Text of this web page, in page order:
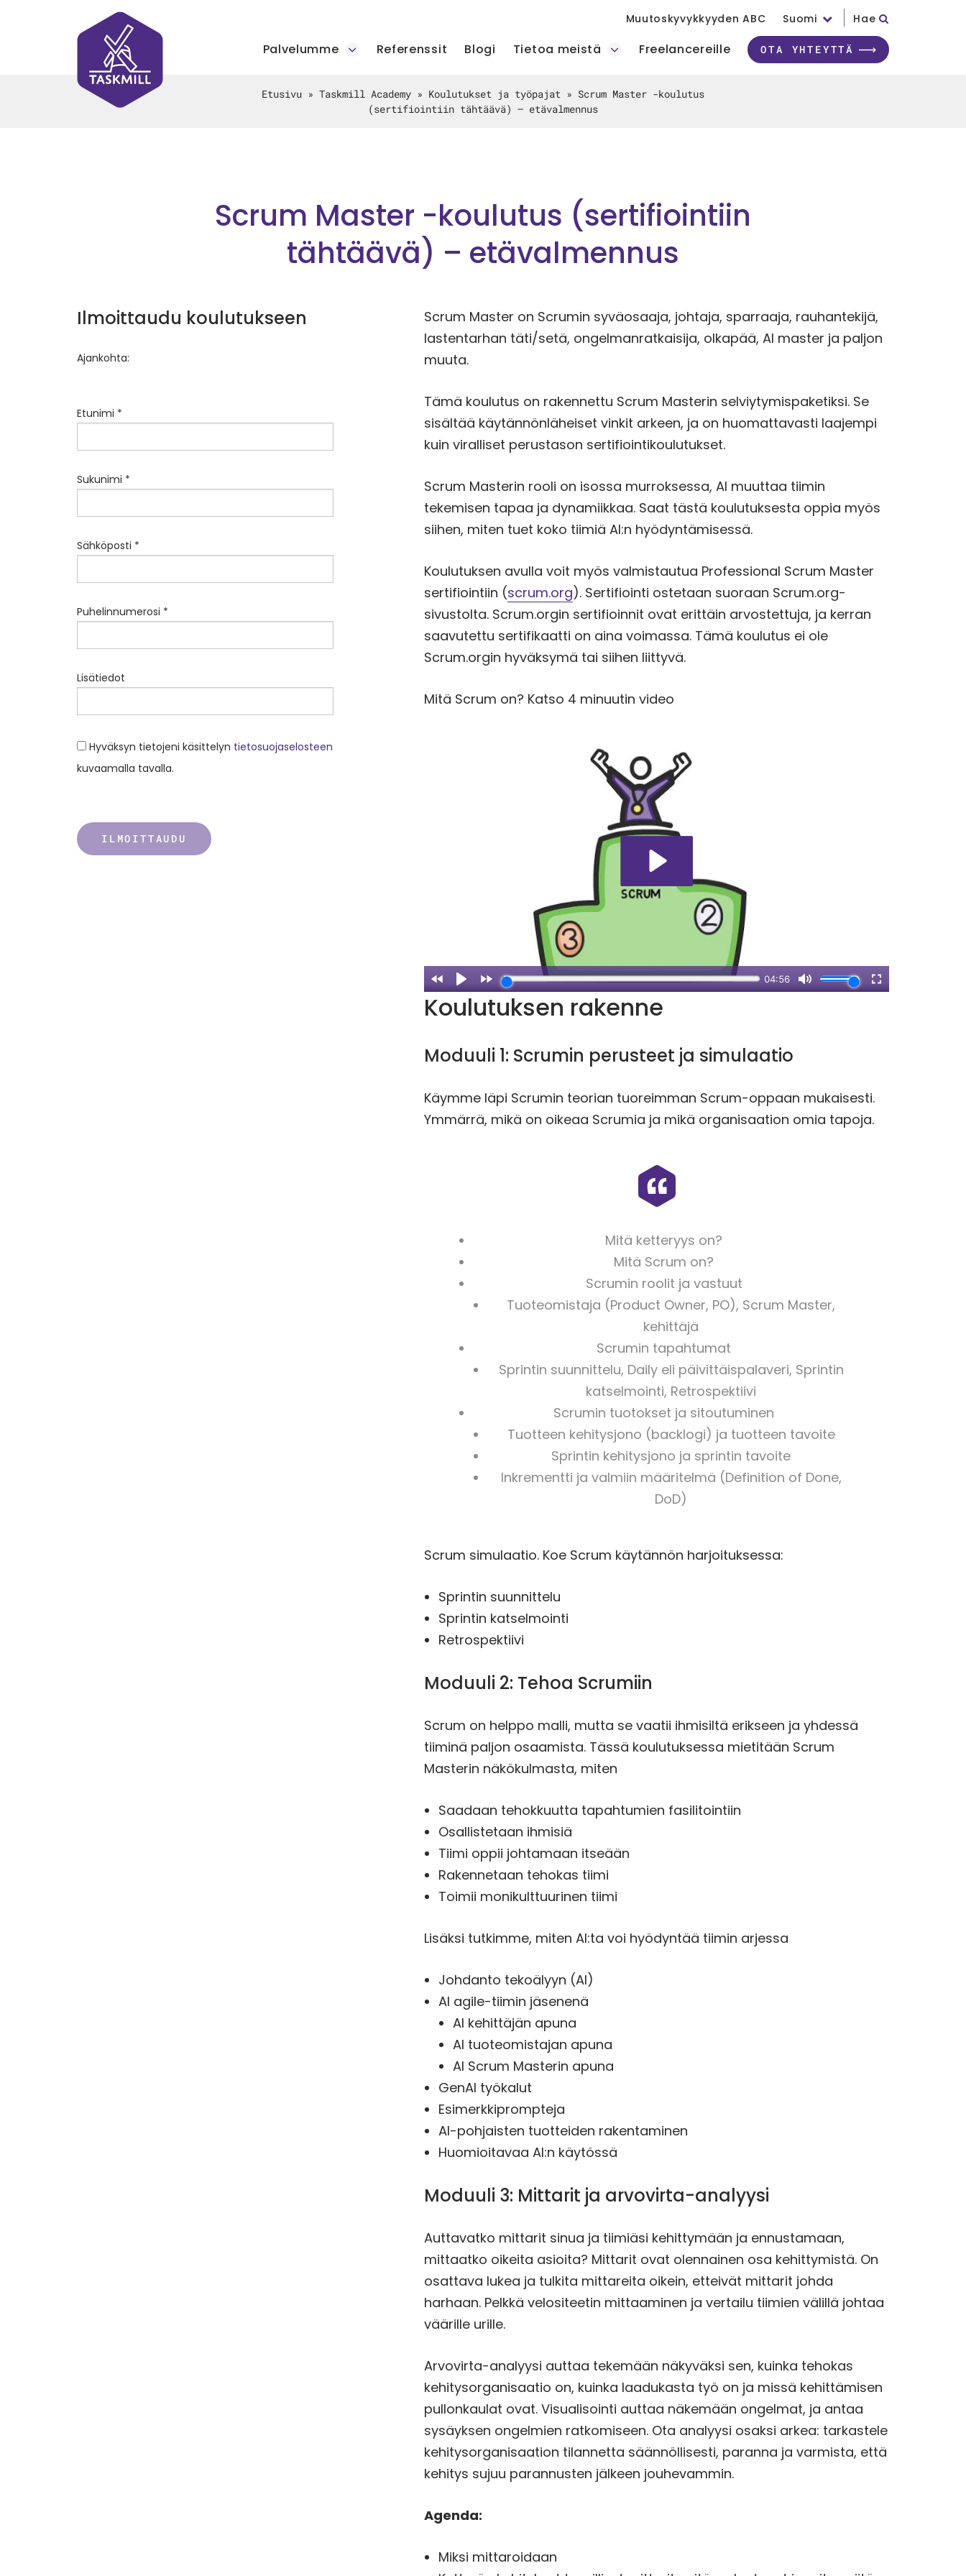
Muutoskyvykkyyden ABC Suomi Hae
Palvelumme Referenssit Blogi Tietoa meistä Freelancereille OTA YHTEYTTÄ
Etusivu» Taskmill Academy» Koulutukset ja työpajat» Scrum Master -koulutus
(sertifiointiin tähtäävä) – etävalmennus
Scrum Master -koulutus (sertifiointiin
tähtäävä) – etävalmennus
Ilmoittaudu koulutukseen
Ajankohta:
Etunimi *
Sukunimi *
Sähköposti *
Puhelinnumerosi *
Lisätiedot
Hyväksyn tietojeni käsittelyn tietosuojaselosteen
kuvaamalla tavalla.
Scrum Master on Scrumin syväosaaja, johtaja, sparraaja, rauhantekijä,
lastentarhan täti/setä, ongelmanratkaisija, olkapää, AI master ja paljon
muuta.
Tämä koulutus on rakennettu Scrum Masterin selviytymispaketiksi. Se
sisältää käytännönläheiset vinkit arkeen, ja on huomattavasti laajempi
kuin viralliset perustason sertifiointikoulutukset.
Scrum Masterin rooli on isossa murroksessa, AI muuttaa tiimin
tekemisen tapaa ja dynamiikkaa. Saat tästä koulutuksesta oppia myös
siihen, miten tuet koko tiimiä AI:n hyödyntämisessä.
Koulutuksen avulla voit myös valmistautua Professional Scrum Master
sertifiointiin (scrum.org). Sertifiointi ostetaan suoraan Scrum.org-
sivustolta. Scrum.orgin sertifioinnit ovat erittäin arvostettuja, ja kerran
saavutettu sertifikaatti on aina voimassa. Tämä koulutus ei ole
Scrum.orgin hyväksymä tai siihen liittyvä.
Mitä Scrum on? Katso 4 minuutin video
Koulutuksen rakenne
Moduuli 1: Scrumin perusteet ja simulaatio
Käymme läpi Scrumin teorian tuoreimman Scrum-oppaan mukaisesti.
Ymmärrä, mikä on oikeaa Scrumia ja mikä organisaation omia tapoja.
Mitä ketteryys on?
Mitä Scrum on?
Scrumin roolit ja vastuut
Tuoteomistaja (Product Owner, PO), Scrum Master,
kehittäjä
Scrumin tapahtumat
Sprintin suunnittelu, Daily eli päivittäispalaveri, Sprintin
katselmointi, Retrospektiivi
Scrumin tuotokset ja sitoutuminen
Tuotteen kehitysjono (backlogi) ja tuotteen tavoite
Sprintin kehitysjono ja sprintin tavoite
Inkrementti ja valmiin määritelmä (Definition of Done,
DoD)
Scrum simulaatio. Koe Scrum käytännön harjoituksessa:
Sprintin suunnittelu
Sprintin katselmointi
Retrospektiivi
Moduuli 2: Tehoa Scrumiin
Scrum on helppo malli, mutta se vaatii ihmisiltä erikseen ja yhdessä
tiiminä paljon osaamista. Tässä koulutuksessa mietitään Scrum
Masterin näkökulmasta, miten
Saadaan tehokkuutta tapahtumien fasilitointiin
Osallistetaan ihmisiä
Tiimi oppii johtamaan itseään
Rakennetaan tehokas tiimi
Toimii monikulttuurinen tiimi
Lisäksi tutkimme, miten AI:ta voi hyödyntää tiimin arjessa
Johdanto tekoälyyn (AI)
AI agile-tiimin jäsenenä
AI kehittäjän apuna
AI tuoteomistajan apuna
AI Scrum Masterin apuna
GenAI työkalut
Esimerkkiprompteja
AI-pohjaisten tuotteiden rakentaminen
Huomioitavaa AI:n käytössä
Moduuli 3: Mittarit ja arvovirta-analyysi
Auttavatko mittarit sinua ja tiimiäsi kehittymään ja ennustamaan,
mittaatko oikeita asioita? Mittarit ovat olennainen osa kehittymistä. On
osattava lukea ja tulkita mittareita oikein, etteivät mittarit johda
harhaan. Pelkkä velositeetin mittaaminen ja vertailu tiimien välillä johtaa
väärille urille.
Arvovirta-analyysi auttaa tekemään näkyväksi sen, kuinka tehokas
kehitysorganisaatio on, kuinka laadukasta työ on ja missä kehittämisen
pullonkaulat ovat. Visualisointi auttaa näkemään ongelmat, ja antaa
sysäyksen ongelmien ratkomiseen. Ota analyysi osaksi arkea: tarkastele
kehitysorganisaation tilannetta säännöllisesti, paranna ja varmista, että
kehitys sujuu parannusten jälkeen jouhevammin.
Agenda:
Miksi mittaroidaan